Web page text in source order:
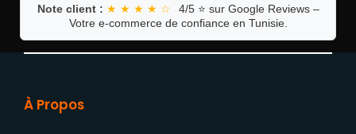
Note client : ★ ★ ★ ★ ☆
4/5 ⭐ sur Google Reviews –
Votre e-commerce de confiance en Tunisie.
À Propos